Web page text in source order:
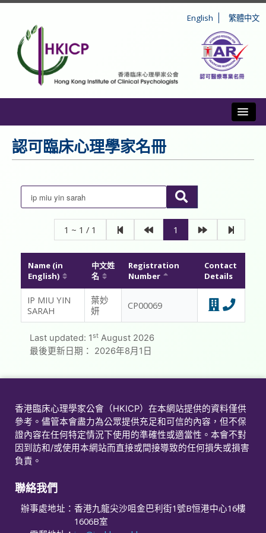
English 繁體中文
簡介
操守和紀律
持續專業發展
公眾資訊
給會員的話
常見問題
聯絡我們
認可臨床心理學家名冊
1 ~ 1 / 1 1
Name (in
English)
中文姓
名
Registration
Number
Contact
Details
IP MIU YIN
SARAH
葉妙
妍
CP00069
Last updated: 1st August 2026
最後更新日期： 2026年8月1日
香港臨床心理學家公會（HKICP）在本網站提供的資料僅供
參考。儘管本會盡力為公眾提供充足和可信的內容，但不保
證內容在任何特定情況下使用的準確性或適當性。本會不對
因到訪和/或使用本網站而直接或間接導致的任何損失或損害
負責。
聯絡我們
辦事處地址： 香港九龍尖沙咀金巴利街1號B恒港中心16樓
1606B室